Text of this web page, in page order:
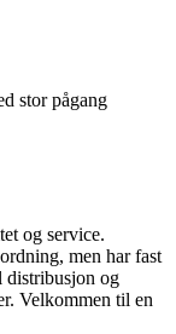
stor pågang
og service.
men har fast
distribusjon og
Velkommen til en